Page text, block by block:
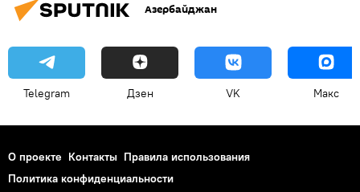
Азербайджан
Telegram Дзен VK Макс
О проекте Контакты Правила использования
Политика конфиденциальности